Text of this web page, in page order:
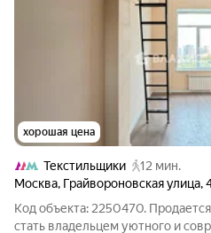
хорошая цена
Текстильщики
12 мин.
Москва, Грайвороновская улица,
Код объекта: 2250470.
стать владельцем уютного и